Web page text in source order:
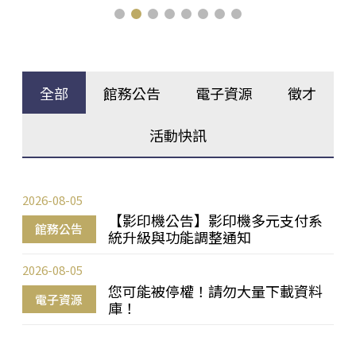
全部 館務公告 電子資源 徵才
活動快訊
館務公告
【影印機公告】影印機多元支付系
統升級與功能調整通知
2026-08-05
電子資源
您可能被停權！請勿大量下載資料
庫！
2026-08-05